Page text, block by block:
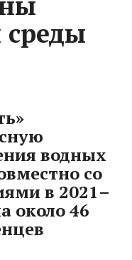
водных
со
в 2021–
около 46